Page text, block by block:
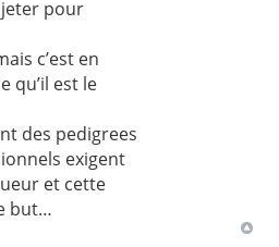
pour
c’est en
qu’il est le
des pedigrees
exigent
et cette
but…